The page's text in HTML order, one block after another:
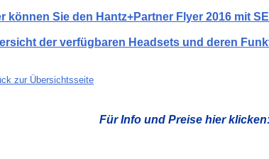
können Sie den Hantz+Partner Flyer 2016 mit
der verfügbaren Headsets und deren
zur Übersichtsseite
Für Info und Preise hier